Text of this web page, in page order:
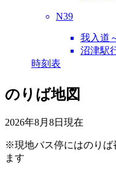
N39
我入道
沼津駅
時刻表
のりば地図
2026年8月8日 現在
※現地バス停にはのりば
ます